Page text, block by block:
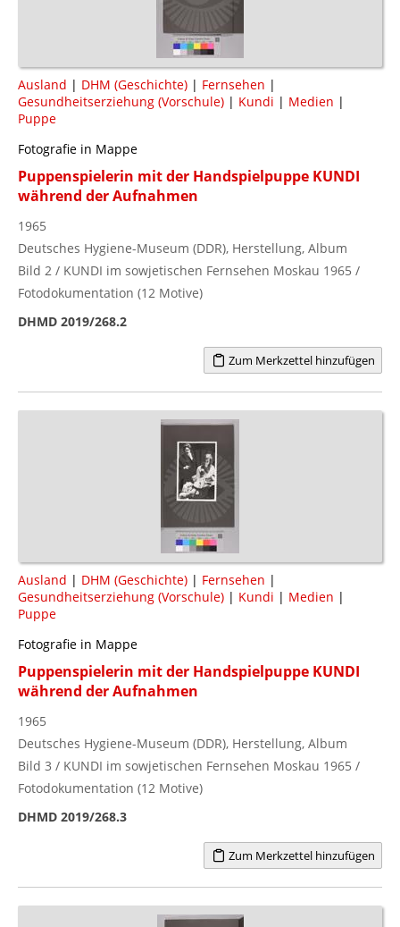
Ausland | DHM (Geschichte) | Fernsehen |
Gesundheitserziehung (Vorschule) | Kundi | Medien |
Puppe
Fotografie in Mappe
Puppenspielerin mit der Handspielpuppe KUNDI
während der Aufnahmen
1965
Deutsches Hygiene-Museum (DDR), Herstellung, Album
Bild 2 / KUNDI im sowjetischen Fernsehen Moskau 1965 /
Fotodokumentation (12 Motive)
DHMD 2019/268.2
Zum Merkzettel hinzufügen
Ausland | DHM (Geschichte) | Fernsehen |
Gesundheitserziehung (Vorschule) | Kundi | Medien |
Puppe
Fotografie in Mappe
Puppenspielerin mit der Handspielpuppe KUNDI
während der Aufnahmen
1965
Deutsches Hygiene-Museum (DDR), Herstellung, Album
Bild 3 / KUNDI im sowjetischen Fernsehen Moskau 1965 /
Fotodokumentation (12 Motive)
DHMD 2019/268.3
Zum Merkzettel hinzufügen